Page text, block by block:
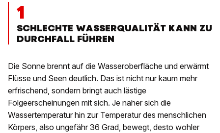
1
SCHLECHTE WASSERQUALITÄT KANN ZU
DURCHFALL FÜHREN
Die Sonne brennt auf die Wasseroberfläche und erwärmt
Flüsse und Seen deutlich. Das ist nicht nur kaum mehr
erfrischend, sondern bringt auch lästige
Folgeerscheinungen mit sich. Je näher sich die
Wassertemperatur hin zur Temperatur des menschlichen
Körpers, also ungefähr 36 Grad, bewegt, desto wohler